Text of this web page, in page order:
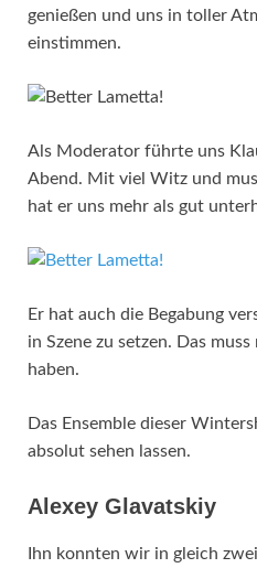
genießen und uns in toller
einstimmen.
Als Moderator führte uns
Abend. Mit viel Witz und
hat er uns mehr als gut
Er hat auch die Begabung
in Szene zu setzen. Das
haben.
Das Ensemble dieser
absolut sehen lassen.
Alexey Glavatskiy
Ihn konnten wir in gleich